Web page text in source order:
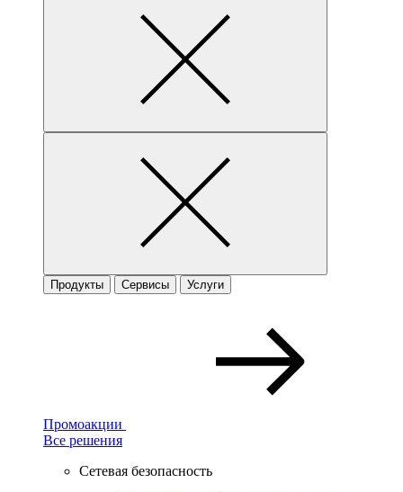
Продукты Сервисы Услуги
Промоакции
Все решения
Сетевая безопасность